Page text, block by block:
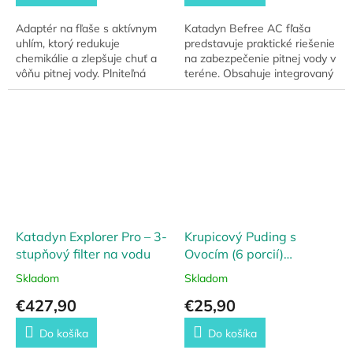
Adaptér na fľaše s aktívnym
uhlím, ktorý redukuje
chemikálie a zlepšuje chuť a
vôňu pitnej vody. Plniteľná
vonkajšia náplň, vhodný pre
Katadyn Befree AC fľaša
predstavuje praktické riešenie
na zabezpečenie pitnej vody v
teréne. Obsahuje integrovaný
filtračný systém, ktorý
Katadyn Explorer Pro – 3-
stupňový filter na vodu
Skladom
€427,90
Do košíka
Krupicový Puding s
Ovocím (6 porcií)
Emergency Food
Skladom
€25,90
Do košíka